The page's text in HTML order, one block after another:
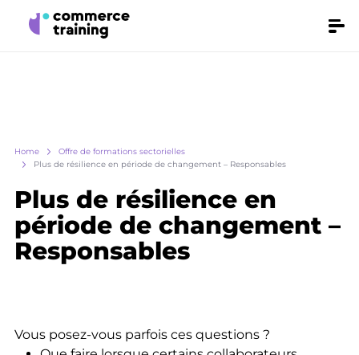
Skip
Make
it
Breadcrumb
Home
Offre de formations sectorielles
Plus de résilience en période de changement – Responsables
Plus de résilience en
période de changement –
Responsables
Vous posez-vous parfois ces questions ?